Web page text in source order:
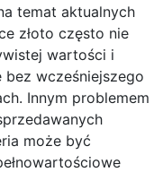
temat aktualnych
złoto często nie
wartości i
wcześniejszego
Innym problemem
może być